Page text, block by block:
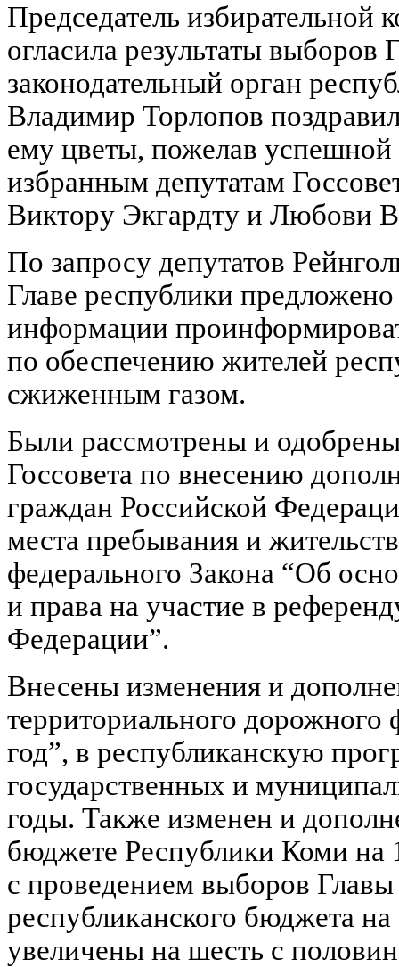
Председатель
огласила результаты
законодательный орган
Владимир Торлопов
ему цветы, пожелав успешной
избранным депутатам
Виктору Экгардту и Любови
По запросу депутатов
Главе республики
информации
по обеспечению жителей
сжиженным газом.
Были рассмотрены и
Госсовета по внесению
граждан Российской
места пребывания и
федерального Закона “Об
и права на участие в
Федерации”.
Внесены изменения и
территориального
год”, в республиканскую
государственных и
годы. Также изменен и
бюджете Республики Коми на
с проведением выборов
республиканского бюджета
увеличены на шесть с